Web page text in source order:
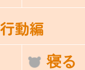
行動編
寝る